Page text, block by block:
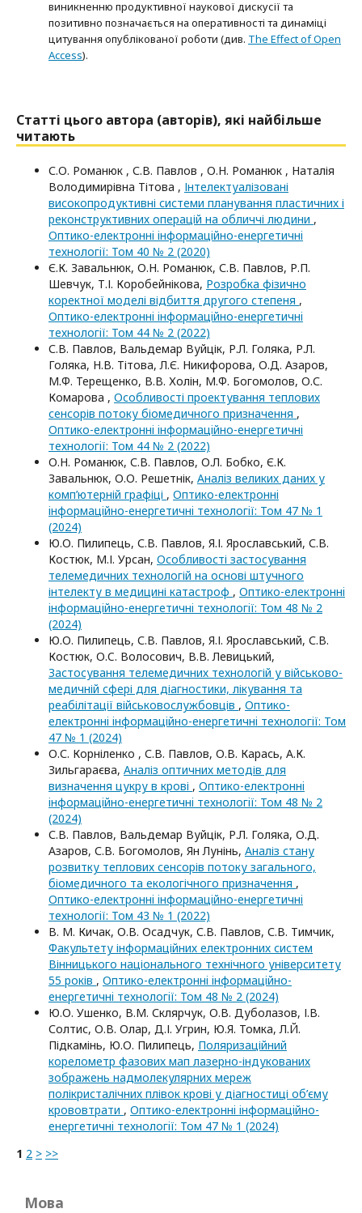
виникненню продуктивної наукової дискусії та
позитивно позначається на оперативності та динаміці
цитування опублікованої роботи (див. The Effect of Open
Access).
Статті цього автора (авторів), які найбільше
читають
С.О. Романюк , С.В. Павлов , О.Н. Романюк , Наталія
Володимирівна Тітова , Інтелектуалізовані
високопродуктивні системи планування пластичних і
реконструктивних операцій на обличчі людини ,
Оптико-електроннi iнформацiйно-енергетичнi
технологiї: Том 40 № 2 (2020)
Є.К. Завальнюк, О.Н. Романюк, С.В. Павлов, Р.П.
Шевчук, Т.І. Коробейнікова, Розробка фізично
коректної моделі відбиття другого степеня ,
Оптико-електроннi iнформацiйно-енергетичнi
технологiї: Том 44 № 2 (2022)
С.В. Павлов, Вальдемар Вуйцік, Р.Л. Голяка, Р.Л.
Голяка, Н.В. Тітова, Л.Є. Никифорова, О.Д. Азаров,
М.Ф. Терещенко, В.В. Холін, М.Ф. Богомолов, О.С.
Комарова , Особливості проектування теплових
сенсорів потоку біомедичного призначення ,
Оптико-електроннi iнформацiйно-енергетичнi
технологiї: Том 44 № 2 (2022)
О.Н. Романюк, С.В. Павлов, О.Л. Бобко, Є.К.
Завальнюк, О.О. Решетнік, Аналіз великих даних у
комп’ютерній графіці , Оптико-електроннi
iнформацiйно-енергетичнi технологiї: Том 47 № 1
(2024)
Ю.О. Пилипець, С.В. Павлов, Я.І. Ярославський, С.В.
Костюк, М.І. Урсан, Особливості застосування
телемедичних технологій на основі штучного
інтелекту в медицині катастроф , Оптико-електроннi
iнформацiйно-енергетичнi технологiї: Том 48 № 2
(2024)
Ю.О. Пилипець, С.В. Павлов, Я.І. Ярославський, С.В.
Костюк, О.C. Волосович, В.В. Левицький,
Застосування телемедичних технологій у військово-
медичній сфері для діагностики, лікування та
реабілітації військовослужбовців , Оптико-
електроннi iнформацiйно-енергетичнi технологiї: Том
47 № 1 (2024)
О.С. Корніленко , С.В. Павлов, О.В. Карась, А.К.
Зильгараєва, Аналіз оптичних методів для
визначення цукру в крові , Оптико-електроннi
iнформацiйно-енергетичнi технологiї: Том 48 № 2
(2024)
С.В. Павлов, Вальдемар Вуйцік, Р.Л. Голяка, О.Д.
Азаров, С.В. Богомолов, Ян Лунінь, Аналіз стану
розвитку теплових сенсорів потоку загального,
біомедичного та екологічного призначення ,
Оптико-електроннi iнформацiйно-енергетичнi
технологiї: Том 43 № 1 (2022)
В. М. Кичак, О.В. Осадчук, С.В. Павлов, С.В. Тимчик,
Факультету інформаційних електронних систем
Вінницького національного технічного університету
55 років , Оптико-електроннi iнформацiйно-
енергетичнi технологiї: Том 48 № 2 (2024)
Ю.О. Ушенко, В.М. Склярчук, О.В. Дуболазов, І.В.
Солтис, О.В. Олар, Д.І. Угрин, Ю.Я. Томка, Л.Й.
Підкамінь, Ю.О. Пилипець, Поляризаційний
корелометр фазових мап лазерно-індукованих
зображень надмолекулярних мереж
полікристалічних плівок крові у діагностиці об’єму
крововтрати , Оптико-електроннi iнформацiйно-
енергетичнi технологiї: Том 47 № 1 (2024)
1 2 > >>
Мова